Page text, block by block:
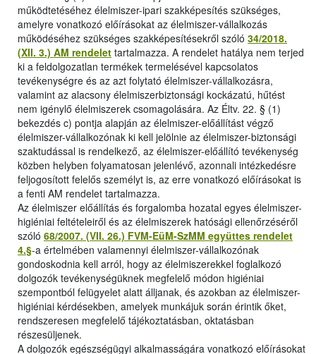
működtetéséhez élelmiszer-ipari szakképesítés szükséges,
amelyre vonatkozó előírásokat az élelmiszer-vállalkozás
működéséhez szükséges szakképesítésekről szóló 34/2018.
(XII. 3.) AM rendelet tartalmazza. A rendelet hatálya nem terjed
ki a feldolgozatlan termékek termelésével kapcsolatos
tevékenységre és az azt folytató élelmiszer-vállalkozásra,
valamint az alacsony élelmiszerbiztonsági kockázatú, hűtést
nem igénylő élelmiszerek csomagolására. Az Éltv. 22. § (1)
bekezdés c) pontja alapján az élelmiszer-előállítást végző
élelmiszer-vállalkozónak ki kell jelölnie az élelmiszer-biztonsági
szaktudással is rendelkező, az élelmiszer-előállító tevékenység
közben helyben folyamatosan jelenlévő, azonnali intézkedésre
feljogosított felelős személyt is, az erre vonatkozó előírásokat is
a fenti AM rendelet tartalmazza.
Az élelmiszer előállítás és forgalomba hozatal egyes élelmiszer-
higiéniai feltételeiről és az élelmiszerek hatósági ellenőrzéséről
szóló 68/2007. (VII. 26.) FVM-EüM-SzMM együttes rendelet
4.§-a értelmében valamennyi élelmiszer-vállalkozónak
gondoskodnia kell arról, hogy az élelmiszerekkel foglalkozó
dolgozók tevékenységüknek megfelelő módon higiéniai
szempontból felügyelet alatt álljanak, és azokban az élelmiszer-
higiéniai kérdésekben, amelyek munkájuk során érintik őket,
rendszeresen megfelelő tájékoztatásban, oktatásban
részesüljenek.
A dolgozók egészségügyi alkalmasságára vonatkozó előírásokat